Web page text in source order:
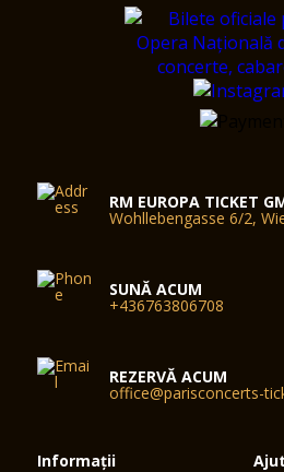
RM EUROPA TICKET
Wohllebengasse 6/2,
SUNĂ ACUM
+436763806708
REZERVĂ ACUM
office@parisconcerts-
Informații